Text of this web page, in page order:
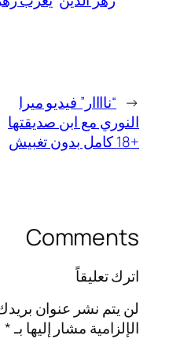
← “ناااار” فيديو ميرا
النوري مع ابن صديقتها
+18 كامل بدون تغبيش
Comments
اترك تعليقاً
لن يتم نشر عنوان
الإلزامية مشار إليها بـ*